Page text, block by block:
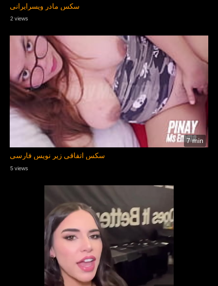
سکس مادر وپسرایرانی
2 views
7 min
سکس اتفاقی زیر نویس فارسی
5 views